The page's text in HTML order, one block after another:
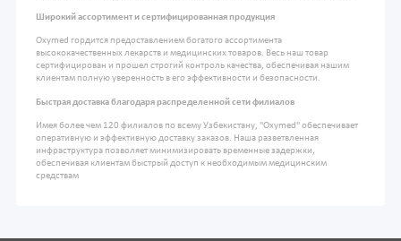
Широкий ассортимент и сертифицированная продукция
Oxymed гордится предоставлением богатого ассортимента
высококачественных лекарств и медицинских товаров. Весь наш товар
сертифицирован и прошел строгий контроль качества, обеспечивая нашим
клиентам полную уверенность в его эффективности и безопасности.
Быстрая доставка благодаря распределенной сети филиалов
Имея более чем 120 филиалов по всему Узбекистану, "Oxymed" обеспечивает
оперативную и эффективную доставку заказов. Наша разветвленная
инфраструктура позволяет минимизировать временные задержки,
обеспечивая клиентам быстрый доступ к необходимым медицинским
средствам